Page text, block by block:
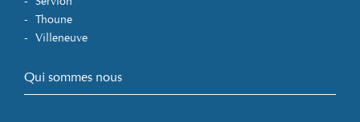
Thoune
Villeneuve
Qui sommes nous